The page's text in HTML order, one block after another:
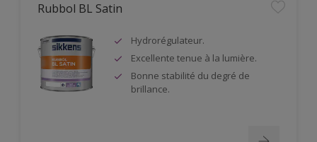
Rubbol BL Satin
Hydrorégulateur.
Excellente tenue à la lumière.
Bonne stabilité du degré de
brillance.